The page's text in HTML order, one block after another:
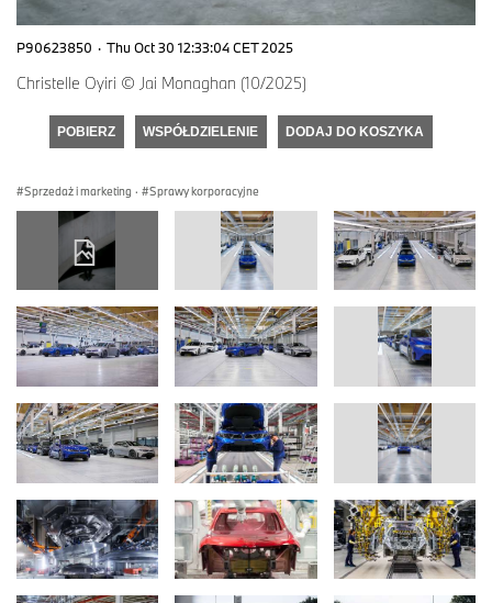
P90623850 · Thu Oct 30 12:33:04 CET 2025
Christelle Oyiri © Jai Monaghan (10/2025)
POBIERZ WSPÓŁDZIELENIE DODAJ DO KOSZYKA
Sprzedaż i marketing · Sprawy korporacyjne